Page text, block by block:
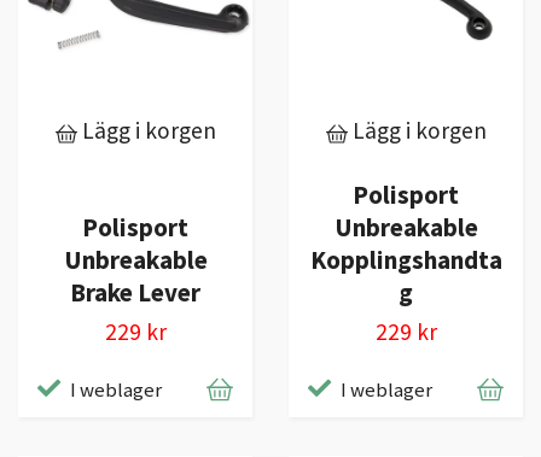
Lägg i korgen
Polisport
Unbreakable
Brake Lever
229 kr
I weblager
Lägg i korgen
Polisport
Unbreakable
Kopplingshandta
g
229 kr
I weblager